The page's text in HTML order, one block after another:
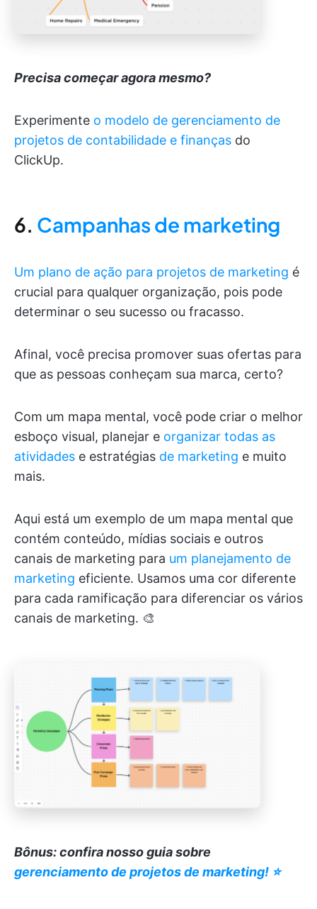
Precisa começar agora mesmo?
Experimente o modelo de gerenciamento de
projetos de contabilidade e finanças do
ClickUp.
6. Campanhas de marketing
Um plano de ação para projetos de marketing é
crucial para qualquer organização, pois pode
determinar o seu sucesso ou fracasso.
Afinal, você precisa promover suas ofertas para
que as pessoas conheçam sua marca, certo?
Com um mapa mental, você pode criar o melhor
esboço visual, planejar e organizar todas as
atividades e estratégias de marketing e muito
mais.
Aqui está um exemplo de um mapa mental que
contém conteúdo, mídias sociais e outros
canais de marketing para um planejamento de
marketing eficiente. Usamos uma cor diferente
para cada ramificação para diferenciar os vários
canais de marketing. 🎨
Bônus: confira nosso guia sobre
gerenciamento de projetos de marketing! ⭐️